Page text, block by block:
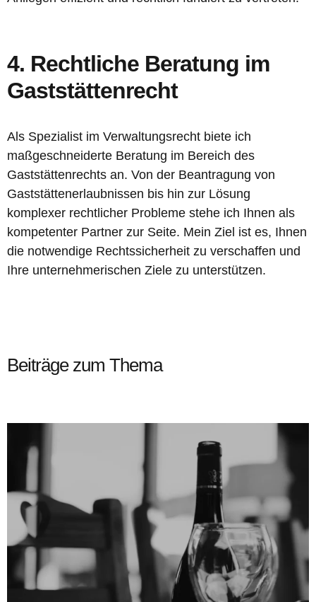
4. Rechtliche Beratung im
Gaststättenrecht
Als Spezialist im Verwaltungsrecht biete ich
maßgeschneiderte Beratung im Bereich des
Gaststättenrechts an. Von der Beantragung von
Gaststättenerlaubnissen bis hin zur Lösung
komplexer rechtlicher Probleme stehe ich Ihnen als
kompetenter Partner zur Seite. Mein Ziel ist es, Ihnen
die notwendige Rechtssicherheit zu verschaffen und
Ihre unternehmerischen Ziele zu unterstützen.
Beiträge zum Thema